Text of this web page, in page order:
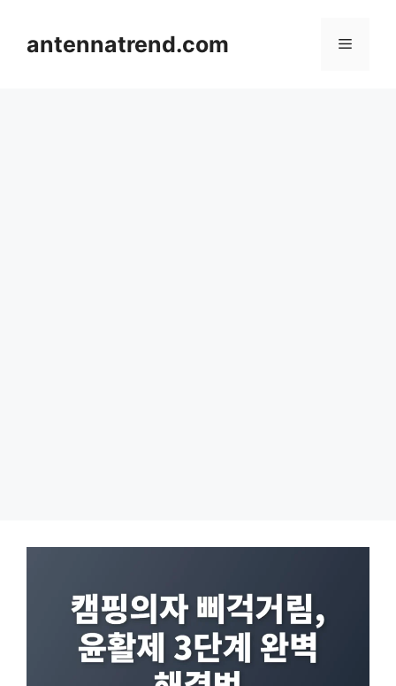
antennatrend.com 메